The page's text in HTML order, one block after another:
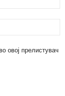
овој прелистувач